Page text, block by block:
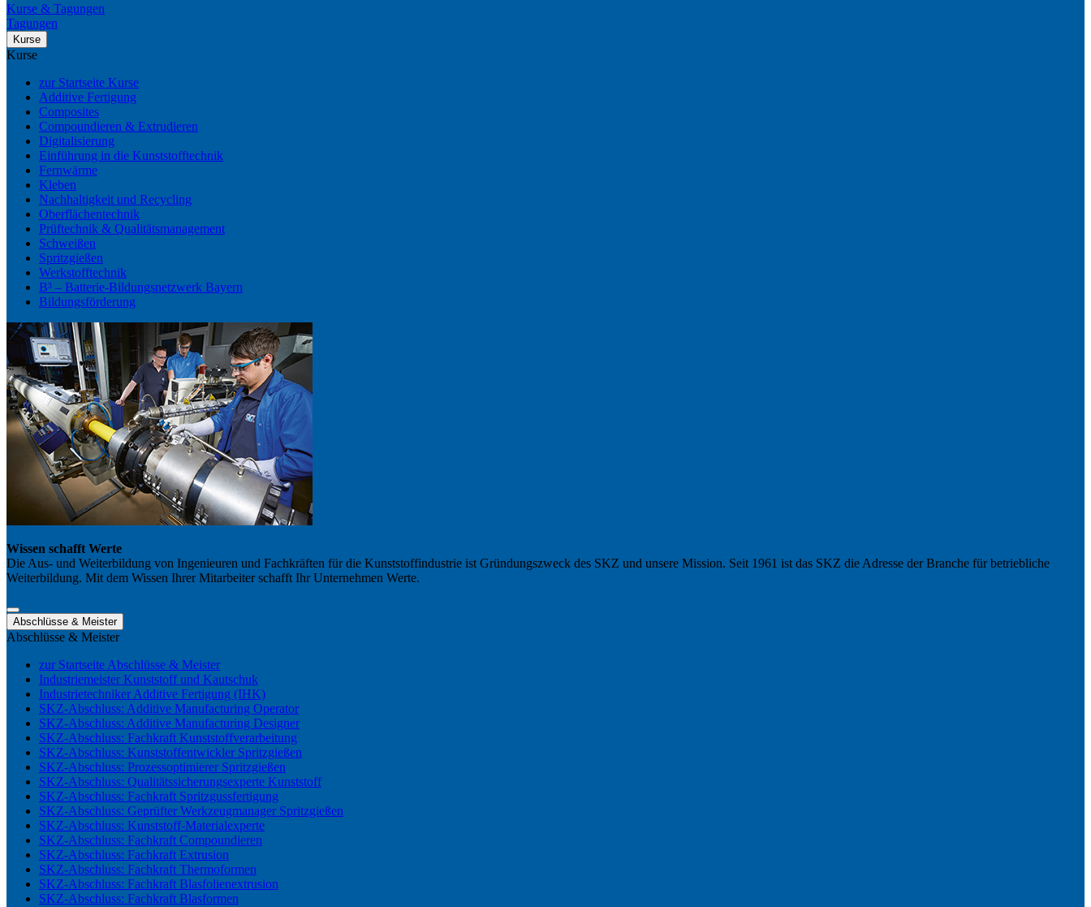
Kurse & Tagungen
Tagungen
Kurse
Kurse
zur Startseite Kurse
Additive Fertigung
Composites
Compoundieren & Extrudieren
Digitalisierung
Einführung in die Kunststofftechnik
Fernwärme
Kleben
Nachhaltigkeit und Recycling
Oberflächentechnik
Prüftechnik & Qualitätsmanagement
Schweißen
Spritzgießen
Werkstofftechnik
B³ – Batterie-Bildungsnetzwerk Bayern
Bildungsförderung
Wissen schafft Werte
Die Aus- und Weiterbildung von Ingenieuren und Fachkräften für die Kunststoffindustrie ist Gründungszweck des SKZ und unsere Mission. Seit 1961 ist das SKZ die Adresse der Branche für betriebliche
Weiterbildung. Mit dem Wissen Ihrer Mitarbeiter schafft Ihr Unternehmen Werte.
Abschlüsse & Meister
Abschlüsse & Meister
zur Startseite Abschlüsse & Meister
Industriemeister Kunststoff und Kautschuk
Industrietechniker Additive Fertigung (IHK)
SKZ-Abschluss: Additive Manufacturing Operator
SKZ-Abschluss: Additive Manufacturing Designer
SKZ-Abschluss: Fachkraft Kunststoffverarbeitung
SKZ-Abschluss: Kunststoffentwickler Spritzgießen
SKZ-Abschluss: Prozessoptimierer Spritzgießen
SKZ-Abschluss: Qualitätssicherungsexperte Kunststoff
SKZ-Abschluss: Fachkraft Spritzgussfertigung
SKZ-Abschluss: Geprüfter Werkzeugmanager Spritzgießen
SKZ-Abschluss: Kunststoff-Materialexperte
SKZ-Abschluss: Fachkraft Compoundieren
SKZ-Abschluss: Fachkraft Extrusion
SKZ-Abschluss: Fachkraft Thermoformen
SKZ-Abschluss: Fachkraft Blasfolienextrusion
SKZ-Abschluss: Fachkraft Blasformen